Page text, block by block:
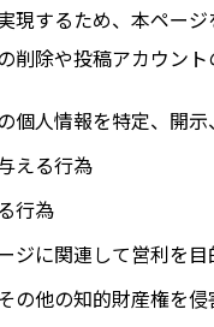
するため、本ペー
除や投稿アカウント
個人情報を特定、開
える行為
行為
ジに関連して営利を
の他の知的財産権を